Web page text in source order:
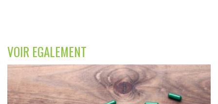
VOIR EGALEMENT